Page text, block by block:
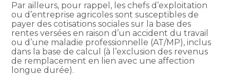
Par ailleurs, pour rappel, les chefs d’exploitation
ou d’entreprise agricoles sont susceptibles de
payer des cotisations sociales sur la base des
rentes versées en raison d’un accident du travail
ou d’une maladie professionnelle (AT/MP), inclus
dans la base de calcul (à l’exclusion des revenus
de remplacement en lien avec une affection
longue durée).